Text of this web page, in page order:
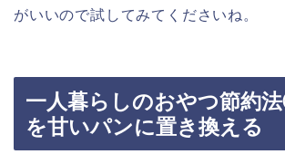
がいいので試してみてくださいね。
一人暮らしのおやつ節約
を甘いパンに置き換える